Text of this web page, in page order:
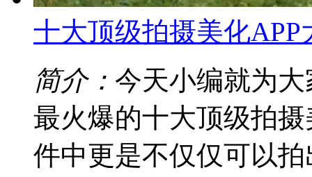
十大顶级拍摄美化APP
简介： 今天小编就为
最火爆的十大顶级拍
件中更是不仅仅可以